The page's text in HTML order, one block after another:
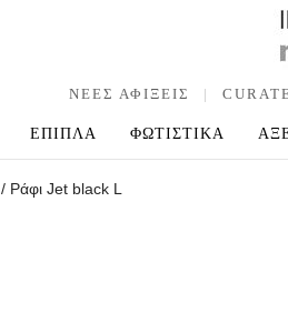
ΝΕΕΣ ΑΦΙΞΕΙΣ |
ΕΠΙΠΛΑ ΦΩΤΙΣΤΙΚΑ
/ Ράφι Jet black L